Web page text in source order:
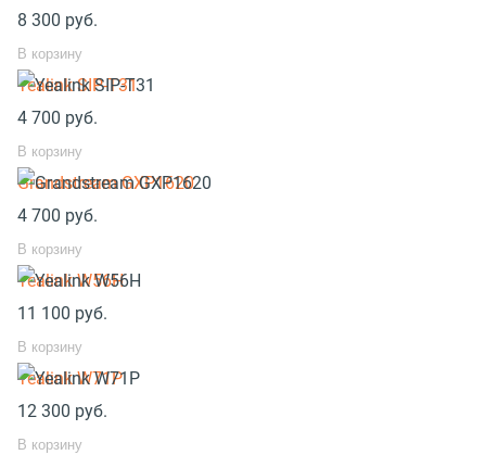
8 300 руб.
В корзину
Yealink SIP-T31
4 700 руб.
В корзину
Grandstream GXP1620
4 700 руб.
В корзину
Yealink W56H
11 100 руб.
В корзину
Yealink W71P
12 300 руб.
В корзину